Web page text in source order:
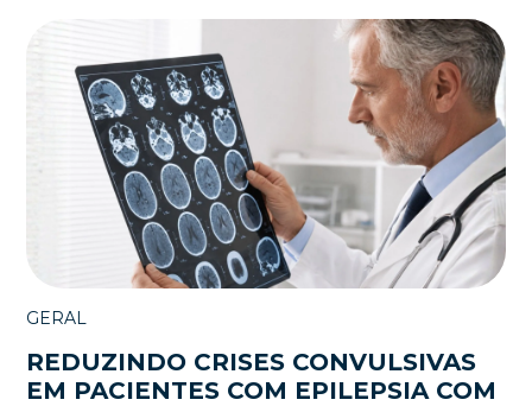
GERAL
REDUZINDO CRISES CONVULSIVAS
EM PACIENTES COM EPILEPSIA COM